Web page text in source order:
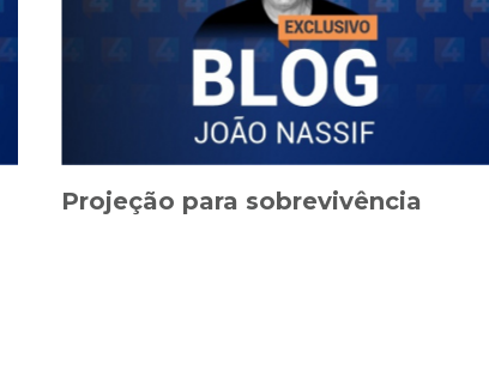
Projeção para sobrevivência